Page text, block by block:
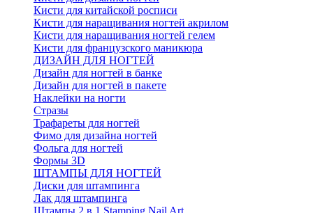
Кисти для китайской росписи
Кисти для наращивания ногтей акрилом
Кисти для наращивания ногтей гелем
Кисти для французского маникюра
ДИЗАЙН ДЛЯ НОГТЕЙ
Дизайн для ногтей в банке
Дизайн для ногтей в пакете
Наклейки на ногти
Стразы
Трафареты для ногтей
Фимо для дизайна ногтей
Фольга для ногтей
Формы 3D
ШТАМПЫ ДЛЯ НОГТЕЙ
Диски для штампинга
Лак для штампинга
Штампы 2 в 1 Stamping Nail Art